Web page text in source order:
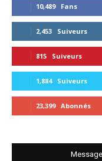
10,489 Fans
2,453 Suiveurs
815 Suiveurs
1,884 Suiveurs
23,399 Abonnés